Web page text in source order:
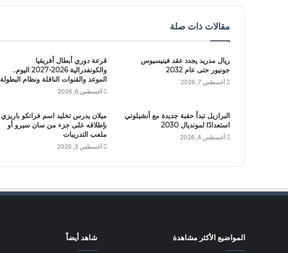
مقالات ذات صلة
ريال مدريد يجدد عقد فينيسيوس
جونيور حتى عام 2032
أغسطس 7, 2026
قرعة دوري أبطال أفريقيا
والكونفدرالية 2026-2027 اليوم..
الموعد والقنوات الناقلة ونظام البطولة
أغسطس 6, 2026
البرازيل تبدأ حقبة جديدة مع أنشيلوتي
استعدادًا لمونديال 2030
أغسطس 4, 2026
ميلان يدرس تخليد اسم فرانكو باريزي
بإطلاقه على جزء من سان سيرو أو
ملعب التدريبات
أغسطس 3, 2026
المواضيع الأكثر مشاهدة شاهد أيضاً